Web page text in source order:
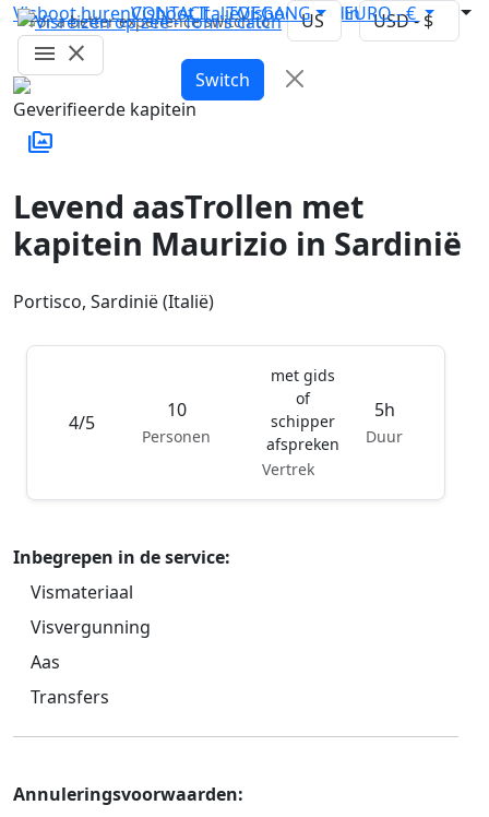
For a better experience switch to
Switch
CONTACT TOEGANG EURO - €
menu close
Visboot hurenVisboot ItaliëVisboot Sardinië
Geverifieerde kapitein
perm_media
Levend aasTrollen met
kapitein Maurizio in Sardinië
Portisco, Sardinië (Italië)
4/5
10
Personen
met gids
of
schipper
afspreken
Vertrek
5h
Duur
Inbegrepen in de service:
Vismateriaal
Visvergunning
Aas
Transfers
Annuleringsvoorwaarden: